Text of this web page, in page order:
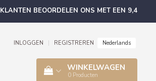
KLANTEN BEOORDELEN ONS MET EEN 9,4
INLOGGEN REGISTREREN Nederlands
WINKELWAGEN
0 Producten